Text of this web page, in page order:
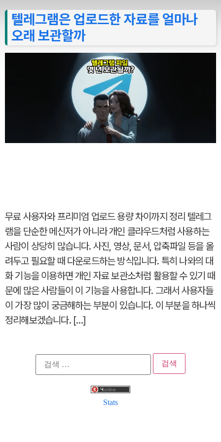
텔레그램은 업로드한 자료를 얼마나
오래 보관할까
무료 사용자와 프리미엄 업로드 용량 차이까지 정리 텔레그
램을 단순한 메신저가 아니라 개인 클라우드처럼 사용하는
사람이 상당히 많습니다. 사진, 영상, 문서, 압축파일 등을 올
려두고 필요할 때 다운로드하는 방식입니다. 특히 나와의 대
화 기능을 이용하면 개인 자료 보관소처럼 활용할 수 있기 때
문에 많은 사람들이 이 기능을 사용합니다. 그래서 사용자들
이 가장 많이 궁금해하는 부분이 있습니다. 이 부분을 하나씩
정리해보겠습니다. […]
검
색:
Stats